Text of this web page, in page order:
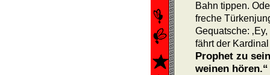
Bahn tippen.
freche
Gequatsche:
fährt der
Prophet zu
weinen hören.“